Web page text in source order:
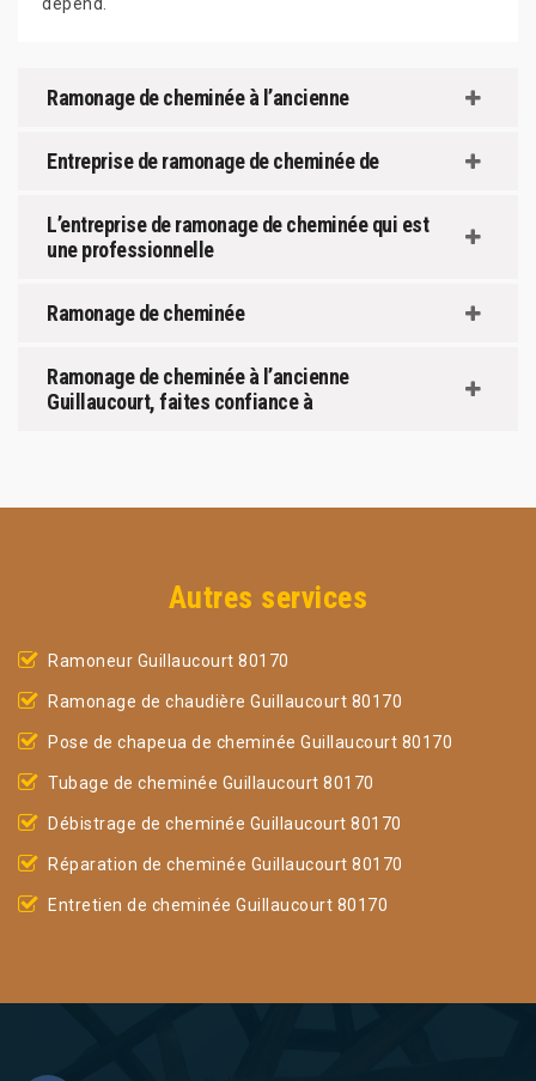
Ramonage de cheminée à l’ancienne
Entreprise de ramonage de cheminée de
L’entreprise de ramonage de cheminée qui est
une professionnelle
Ramonage de cheminée
Ramonage de cheminée à l’ancienne
Guillaucourt, faites confiance à
Autres services
Ramoneur Guillaucourt 80170
Ramonage de chaudière Guillaucourt 80170
Pose de chapeua de cheminée Guillaucourt 80170
Tubage de cheminée Guillaucourt 80170
Débistrage de cheminée Guillaucourt 80170
Réparation de cheminée Guillaucourt 80170
Entretien de cheminée Guillaucourt 80170